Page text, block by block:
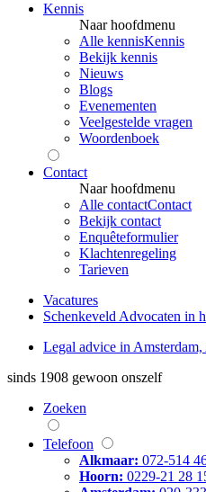
Kennis
Naar hoofdmenu
Alle kennisKennis
Bekijk kennis
Nieuws
Blogs
Evenementen
Veelgestelde vragen
Woordenboek
Contact
Naar hoofdmenu
Alle contactContact
Bekijk contact
Enquêteformulier
Klachtenregeling
Tarieven
Vacatures
Schenkeveld Advocaten in
Legal advice in
sinds 1908 gewoon onszelf
Zoeken
Telefoon
Alkmaar: 072-514
Hoorn: 0229-21 28